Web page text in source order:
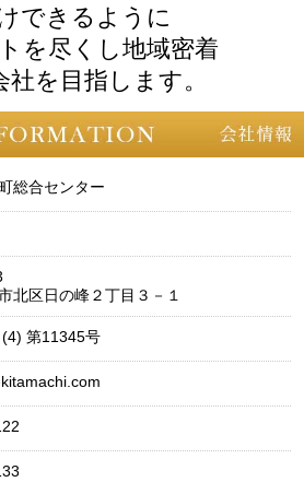
できるように
を尽くし地域密着
社を目指します。
総合センター
北区日の峰２丁目３－１
第11345号